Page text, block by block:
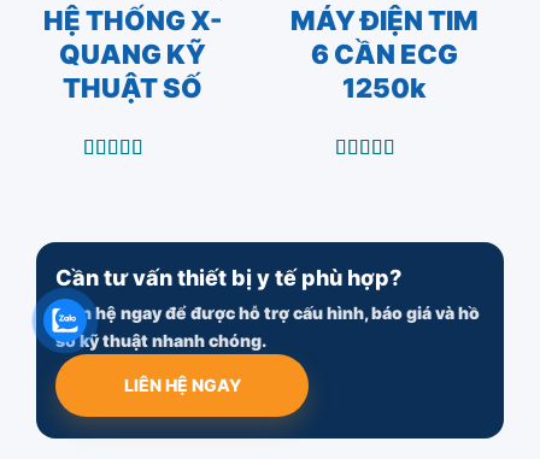
HỆ THỐNG X-
QUANG KỸ
THUẬT SỐ
MÁY ĐIỆN TIM
6 CẦN ECG
1250k
Cần tư vấn thiết bị y tế phù hợp?
Liên hệ ngay để được hỗ trợ cấu hình, báo giá và hồ
sơ kỹ thuật nhanh chóng.
LIÊN HỆ NGAY